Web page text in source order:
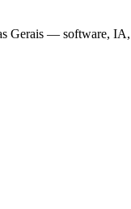
Gerais — software,